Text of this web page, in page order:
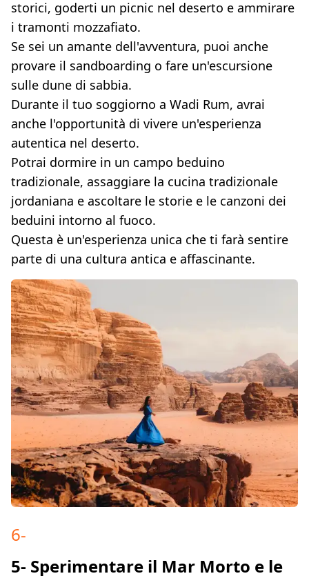
storici, goderti un picnic nel deserto e ammirare
i tramonti mozzafiato.
Se sei un amante dell'avventura, puoi anche
provare il sandboarding o fare un'escursione
sulle dune di sabbia.
Durante il tuo soggiorno a Wadi Rum, avrai
anche l'opportunità di vivere un'esperienza
autentica nel deserto.
Potrai dormire in un campo beduino
tradizionale, assaggiare la cucina tradizionale
jordaniana e ascoltare le storie e le canzoni dei
beduini intorno al fuoco.
Questa è un'esperienza unica che ti farà sentire
parte di una cultura antica e affascinante.
6-
5- Sperimentare il Mar Morto e le